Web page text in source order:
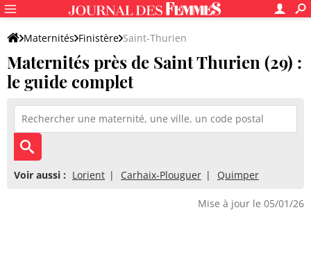
Maternités Finistère Saint-Thurien
Maternités près de Saint Thurien (29) :
le guide complet
Voir aussi : Lorient Carhaix-Plouguer Quimper
Mise à jour le 05/01/26